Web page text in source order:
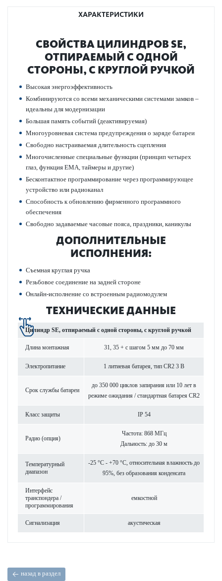
ХАРАКТЕРИСТИКИ
СВОЙСТВА ЦИЛИНДРОВ SE,
ОТПИРАЕМЫЙ С ОДНОЙ
СТОРОНЫ, С КРУГЛОЙ РУЧКОЙ
Выс­окая энергоэффективность
Комб­инируются со всеми механичес­кими сис­темами замков –
идеальны для модернизации
Большая память событий (деактив­ируемая)
Многоур­овневая сис­тема предупрежд­ения о заряде бат­ареи
Свободно наст­раиваемая длительность сцеп­ления
Многочис­ленные специальные функции (принцип чет­ырех
глаз, функция EMA, таймеры и другие)
Бес­к­онтактное программирование через программирующее
устройство или радио­к­анал
Спосо­бность к обнов­лению фирменного программного
обеспечения
Свободно задаваемые часовые пояса, праздники, каникулы
ДОПОЛНИТЕЛЬНЫЕ
ИСПОЛНЕНИЯ:
Съемная круглая ручка
Резьбовое соединение на задней стороне
Онлайн-исполнение со встроенным радио­модулем
ТЕХНИЧЕСКИЕ ДАННЫЕ
Цилиндр SE, отпираемый с одной стороны, с круглой ручкой
Длина монтажная 31, 35 + с шагом 5 мм до 70 мм
Электропитание 1 литиевая бат­арея, тип CR2 3 В
Срок службы бат­ареи
до 350 000 циклов запирания или 10 лет в
режиме ожидания / стандартная бат­арея CR2
Класс защиты IP 54
Радио (опция)
Частота: 868 МГц
Дальность: до 30 м
Темпер­ат­урный
диапазон
-25 °C - +70 °C, относительная влажность до
95%, без обра­зования конденсата
Интерфейс
транспондера /
программирования
емкос­тной
Сигнал­изация аку­стическая
назад в раздел